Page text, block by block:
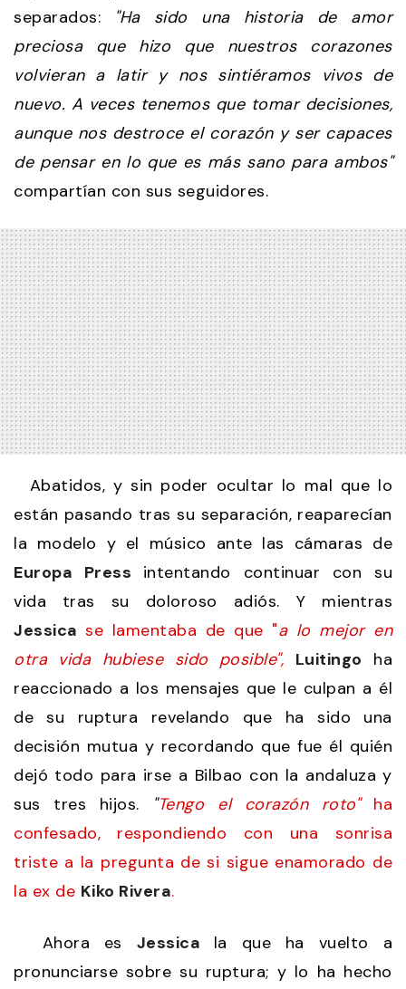
separados:
"Ha sido
una historia de amor
preciosa que hizo que nuestros corazones
volvieran a latir y nos sintiéramos vivos de
nuevo. A veces tenemos que tomar decisiones,
aunque nos destroce el corazón y ser capaces
de pensar en lo que es más sano para ambos"
compartían con sus seguidores.
Abatidos, y sin poder ocultar lo mal que lo
están pasando tras su separación, reaparecían
la modelo y el músico ante las cámaras de
Europa Press intentando continuar con su
vida tras su doloroso adiós. Y mientras
Jessica se lamentaba de que "a lo mejor en
otra vida hubiese sido posible", Luitingo ha
reaccionado a los mensajes que le culpan a él
de su ruptura revelando que ha sido una
decisión mutua y recordando que fue él quién
dejó todo para irse a Bilbao con la andaluza y
sus tres hijos.
"Tengo el corazón roto" ha
confesado, respondiendo con una sonrisa
triste a la pregunta de si sigue enamorado de
la ex de Kiko Rivera.
Ahora es Jessica la que ha vuelto a
pronunciarse sobre su ruptura; y lo ha hecho